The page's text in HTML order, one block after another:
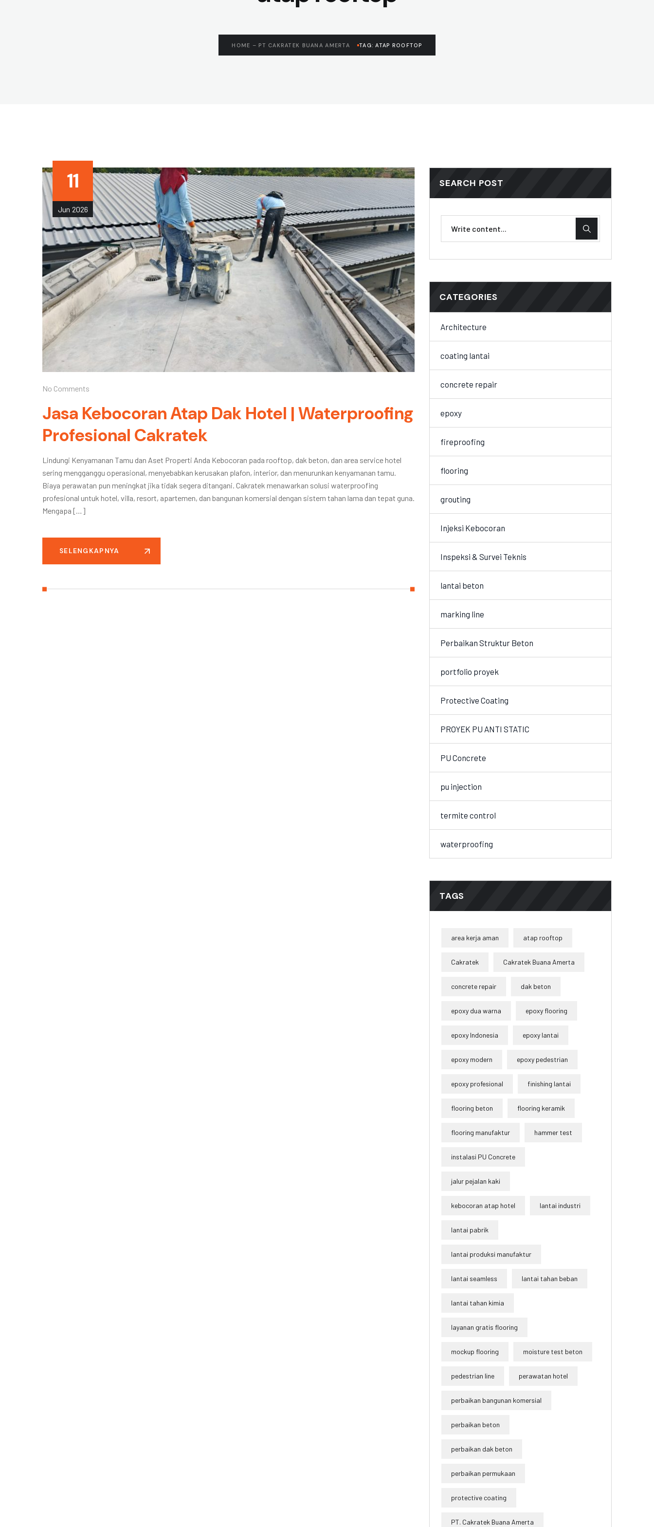
HOME – PT CAKRATEK BUANA AMERTA TAG: ATAP ROOFTOP
11
Jun 2026
No Comments
Jasa Kebocoran Atap Dak Hotel | Waterproofing
Profesional Cakratek
Lindungi Kenyamanan Tamu dan Aset Properti Anda Kebocoran pada rooftop, dak beton, dan area service hotel
sering mengganggu operasional, menyebabkan kerusakan plafon, interior, dan menurunkan kenyamanan tamu.
Biaya perawatan pun meningkat jika tidak segera ditangani. Cakratek menawarkan solusi waterproofing
profesional untuk hotel, villa, resort, apartemen, dan bangunan komersial dengan sistem tahan lama dan tepat guna.
Mengapa […]
SELENGKAPNYA
SEARCH POST
CATEGORIES
Architecture
coating lantai
concrete repair
epoxy
fireproofing
flooring
grouting
Injeksi Kebocoran
Inspeksi & Survei Teknis
lantai beton
marking line
Perbaikan Struktur Beton
portfolio proyek
Protective Coating
PROYEK PU ANTI STATIC
PU Concrete
pu injection
termite control
waterproofing
TAGS
area kerja aman atap rooftop
Cakratek Cakratek Buana Amerta
concrete repair dak beton
epoxy dua warna epoxy flooring
epoxy Indonesia epoxy lantai
epoxy modern epoxy pedestrian
epoxy profesional finishing lantai
flooring beton flooring keramik
flooring manufaktur hammer test
instalasi PU Concrete
jalur pejalan kaki
kebocoran atap hotel lantai industri
lantai pabrik
lantai produksi manufaktur
lantai seamless lantai tahan beban
lantai tahan kimia
layanan gratis flooring
mockup flooring moisture test beton
pedestrian line perawatan hotel
perbaikan bangunan komersial
perbaikan beton
perbaikan dak beton
perbaikan permukaan
protective coating
PT. Cakratek Buana Amerta